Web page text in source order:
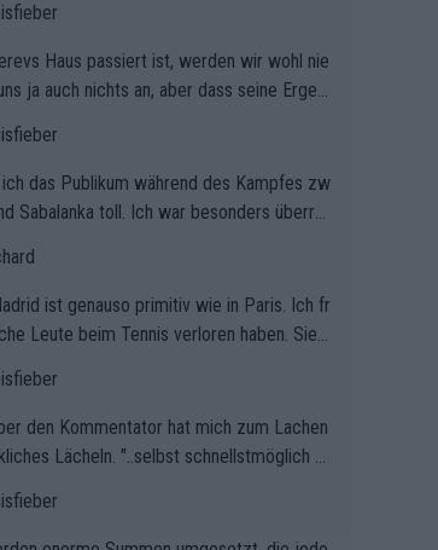
Haus passiert ist, werden wir wohl nie
ja auch nichts an, aber dass seine Ergeb
das Publikum während des Kampfes zw
Sabalanka toll. Ich war besonders überras
ist genauso primitiv wie in Paris. Ich fr
Leute beim Tennis verloren haben. Sie s
den Kommentator hat mich zum Lachen
Lächeln. "..selbst schnellstmöglich na